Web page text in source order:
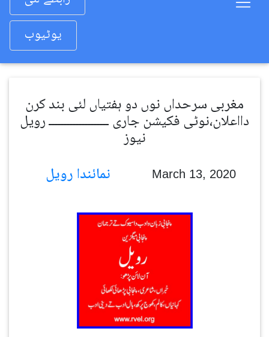
یوٹیوب
مغربی سرحداں نوں دو ہفتیاں لئی بند کرن
دااعلان،نوٹی فکیشن جاری ــــــــــــــــــــ رویل
نیوز
March 13, 2020